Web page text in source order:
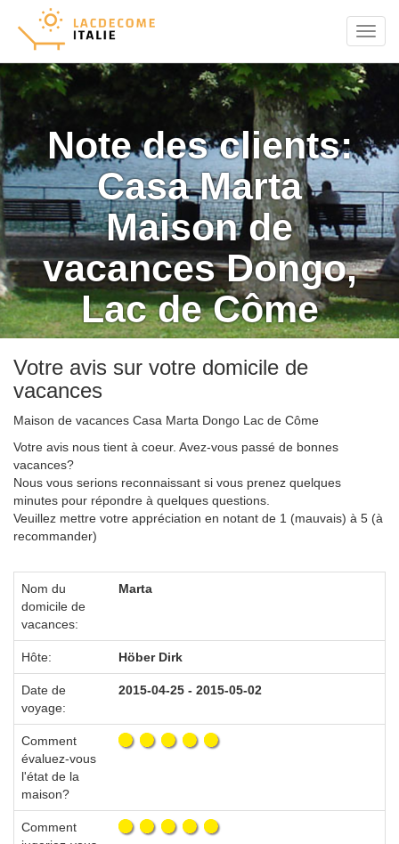
Menu
Note des clients:
Casa Marta
Maison de
vacances Dongo,
Lac de Côme
Votre avis sur votre domicile de
vacances
Maison de vacances Casa Marta Dongo Lac de Côme
Votre avis nous tient à coeur. Avez-vous passé de bonnes
vacances?
Nous vous serions reconnaissant si vous prenez quelques
minutes pour répondre à quelques questions.
Veuillez mettre votre appréciation en notant de 1 (mauvais) à 5 (à
recommander)
Nom du
domicile de
vacances:
Marta
Hôte: Höber Dirk
Date de
voyage:
2015-04-25 - 2015-05-02
Comment
évaluez-vous
l'état de la
maison?
Comment